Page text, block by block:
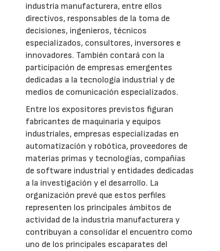
industria manufacturera, entre ellos
directivos, responsables de la toma de
decisiones, ingenieros, técnicos
especializados, consultores, inversores e
innovadores. También contará con la
participación de empresas emergentes
dedicadas a la tecnología industrial y de
medios de comunicación especializados.
Entre los expositores previstos figuran
fabricantes de maquinaria y equipos
industriales, empresas especializadas en
automatización y robótica, proveedores de
materias primas y tecnologías, compañías
de software industrial y entidades dedicadas
a la investigación y el desarrollo. La
organización prevé que estos perfiles
representen los principales ámbitos de
actividad de la industria manufacturera y
contribuyan a consolidar el encuentro como
uno de los principales escaparates del